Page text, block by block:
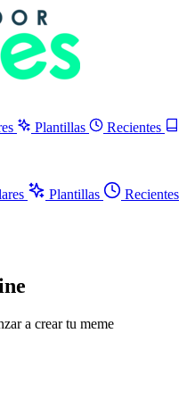
Plantillas
Recientes
Plantillas
Recientes
a crear tu meme